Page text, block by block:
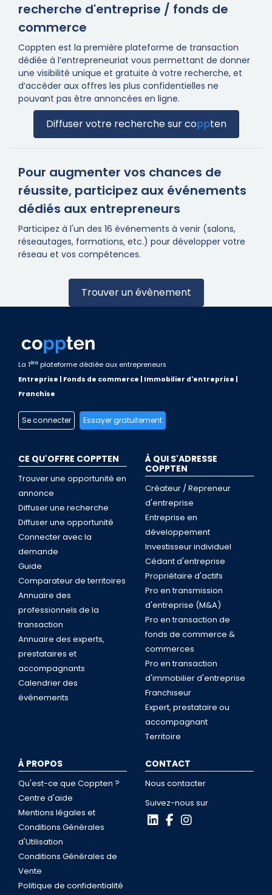
recherche d'entreprise / fonds de
commerce
Coppten est la première plateforme de transaction
dédiée à l’entrepreneuriat vous permettant de donner
une visibilité unique et gratuite à votre recherche, et
d’accéder aux offres les plus confidentielles ne
pouvant pas être annoncées en ligne.
Diffuser votre recherche surcoppten
Pour augmenter vos chances de
réussite, participez aux événements
dédiés aux entrepreneurs
Participez à l'un des 16 événements à venir (salons,
réseautages, formations, etc.) pour développer votre
réseau et vos compétences.
Trouver un évènement
La 1ère plateforme dédiée aux entrepreneurs
Entreprise | Fonds de commerce | Immobilier d'entreprise |
Franchise
Se connecter Essayer gratuitement
CE QU'OFFRE COPPTEN
Trouver une opportunité en
annonce
Diffuser une recherche
Diffuser une opportunité
Connecter avec la
demande
Guide
Comparateur de territoires
Annuaire des
professionnels de la
transaction
Annuaire des experts,
prestataires et
accompagnants
Calendrier des
événements
À QUI S'ADRESSE
COPPTEN
Créateur / Repreneur
d'entreprise
Entreprise en
développement
Investisseur individuel
Cédant d'entreprise
Propriétaire d'actifs
Pro en transmission
d'entreprise (M&A)
Pro en transaction de
fonds de commerce &
commerces
Pro en transaction
d'immobilier d'entreprise
Franchiseur
Expert, prestataire ou
accompagnant
Territoire
À PROPOS
Qu'est-ce que Coppten ?
Centre d'aide
Mentions légales et
Conditions Générales
d'Utilisation
Conditions Générales de
Vente
Politique de confidentialité
CONTACT
Nous contacter
Suivez-nous sur